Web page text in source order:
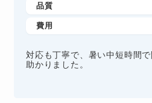
品質
費用
対応も丁寧で、暑い中短時間
助かりました。